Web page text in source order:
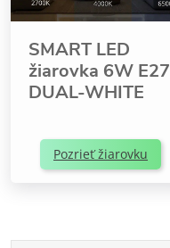
SMART LED
žiarovka 6W E27
DUAL-WHITE
Pozrieť žiarovku